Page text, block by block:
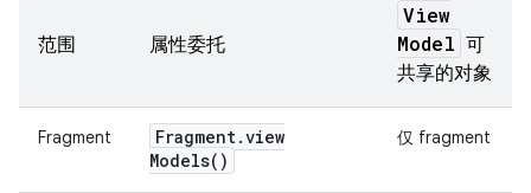
范围 属性委托
View
Model 可
共享的对象
Fragment Fragment.view
Models( )
仅 fragment